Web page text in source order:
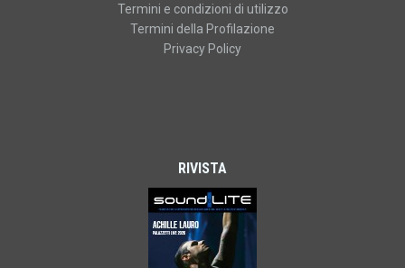
Termini e condizioni di utilizzo
Termini della Profilazione
Privacy Policy
RIVISTA